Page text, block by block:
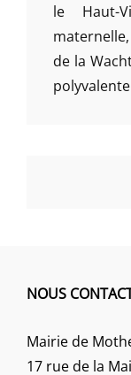
le Haut-
de la
NOUS
Mairie de
17 rue de la